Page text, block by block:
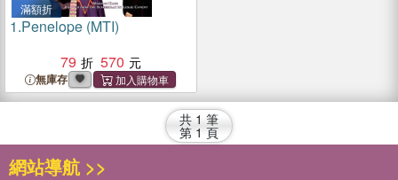
滿額折
1.Penelope (MTI)
79
570
無庫存
共 1 筆
第 1 頁
網站導航 >>